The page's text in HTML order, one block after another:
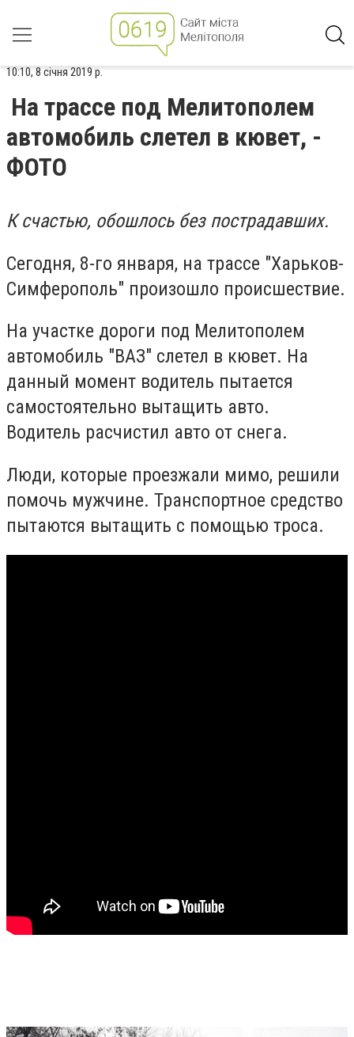
10:10, 8 січня 2019 р.
На трассе под Мелитополем
автомобиль слетел в кювет, -
ФОТО
К счастью, обошлось без пострадавших.
Сегодня, 8-го января, на трассе "Харьков-
Симферополь" произошло происшествие.
На участке дороги под Мелитополем
автомобиль "ВАЗ" слетел в кювет. На
данный момент водитель пытается
самостоятельно вытащить авто.
Водитель расчистил авто от снега.
Люди, которые проезжали мимо, решили
помочь мужчине. Транспортное средство
пытаются вытащить с помощью троса.